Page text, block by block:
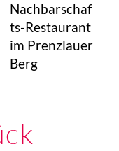
Nachbarschaf
ts-Restaurant
im Prenzlauer
Berg